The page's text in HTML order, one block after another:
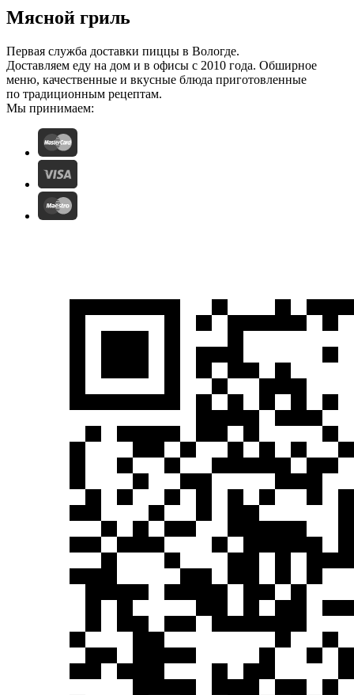
Мясной гриль
Первая служба доставки пиццы в Вологде.
Доставляем еду на дом и в офисы с 2010 года. Обширное
меню, качественные и вкусные блюда приготовленные
по традиционным рецептам.
Мы принимаем: